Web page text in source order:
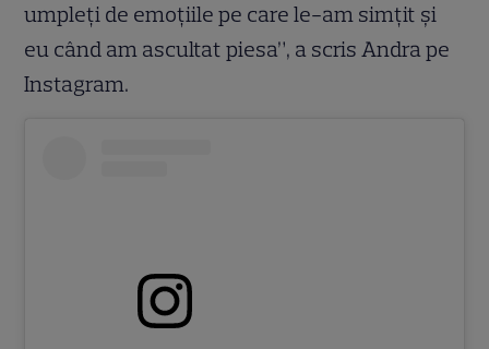
umpleți de emoțiile pe care le-am simțit și
eu când am ascultat piesa”, a scris Andra pe
Instagram.